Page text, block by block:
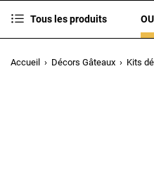
Tous les produits
Accueil Décors Gâteaux Kits